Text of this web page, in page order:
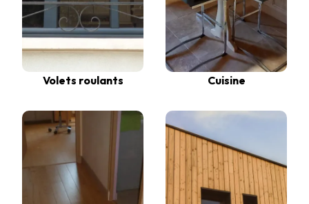
Volets roulants Cuisine